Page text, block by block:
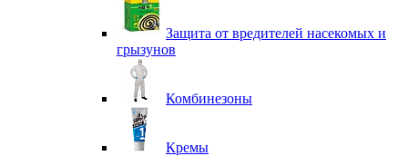
Защита от вредителей насекомых и
грызунов
Комбинезоны
Кремы